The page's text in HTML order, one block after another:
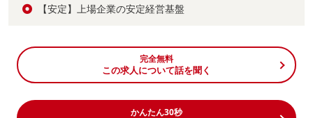
【安定】上場企業の安定経営基盤
完全無料
この求人について話を聞く
かんたん30秒